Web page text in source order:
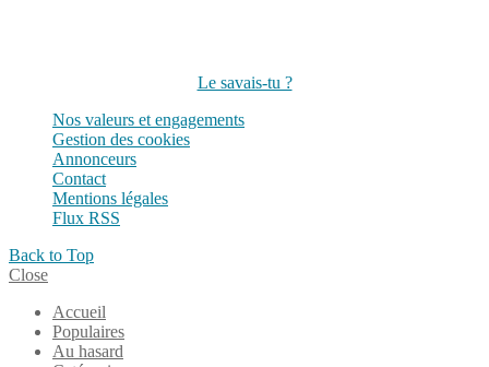
Le savais-tu ?
Nos valeurs et engagements
Gestion des cookies
Annonceurs
Contact
Mentions légales
Flux RSS
Back to Top
Close
Accueil
Populaires
Au hasard